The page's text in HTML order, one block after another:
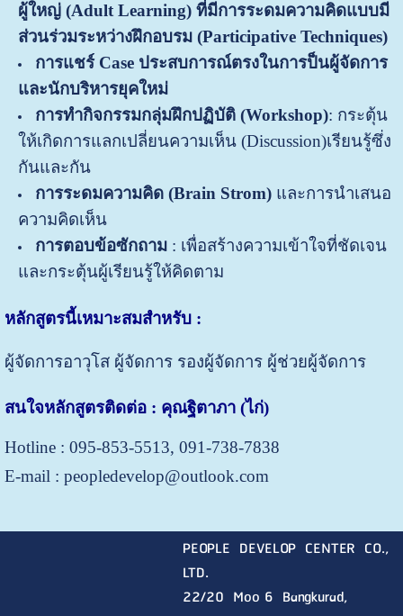
ผู้ใหญ่ (Adult Learning) ที่มีการระดมความคิดแบบมี
ส่วนร่วมระหว่างฝึกอบรม (Participative Techniques)
การแชร์ Case ประสบการณ์ตรงในการป็นผู้จัดการ
และนักบริหารยุคใหม่
การทำกิจกรรมกลุ่มฝึกปฏิบัติ(Workshop): กระตุ้น
ให้เกิดการแลกเปลี่ยนความเห็น (Discussion)เรียนรู้ซึ่ง
กันและกัน
การระดมความคิด (Brain Strom)และการนำเสนอ
ความคิดเห็น
การตอบข้อซักถาม: เพื่อสร้างความเข้าใจที่ชัดเจน
และกระตุ้นผู้เรียนรู้ให้คิดตาม
หลักสูตรนี้เหมาะสมสำหรับ :
ผู้จัดการอาวุโส ผู้จัดการ รองผู้จัดการ ผู้ช่วยผู้จัดการ
สนใจหลักสูตรติดต่อ : คุณฐิตาภา (ไก่)
Hotline : 095-853-5513, 091-738-7838
E-mail : peopledevelop@outlook.com
PEOPLE DEVELOP CENTER CO.,
LTD.
22/20 Moo 6 Bangkurad,